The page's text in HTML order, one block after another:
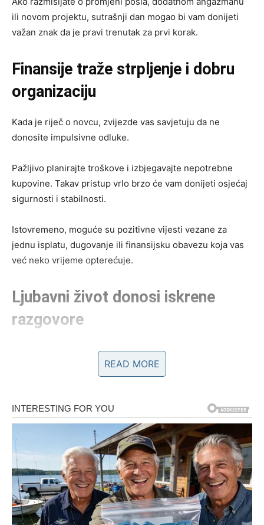
ili novom projektu, sutrašnji dan mogao bi vam donijeti
važan znak da je pravi trenutak za prvi korak.
Finansije traže strpljenje i dobru
organizaciju
Kada je riječ o novcu, zvijezde vas savjetuju da ne
donosite impulsivne odluke.
Pažljivo planirajte troškove i izbjegavajte nepotrebne
kupovine. Takav pristup vrlo brzo će vam donijeti osjećaj
sigurnosti i stabilnosti.
Istovremeno, moguće su pozitivne vijesti vezane za
jednu isplatu, dugovanje ili finansijsku obavezu koja vas
već neko vrijeme opterećuje.
Ljubavni život donosi iskrene
razgovore
Ako ste slobodni, sutrašnji dan mogao bi vam donijeti
zanimljivo poznanstvo sa osobom koja će vas osvojiti
svojom zrelošću, iskrenošću i smirenošću.
Nemojte unaprijed odbacivati nekoga samo zato što vam
djeluje drugačije od onoga što ste zamišljali. Zvijezde
pokazuju da vas upravo takva osoba može pozitivno
iznenaditi.
Ako ste zauzeti, partner će željeti više pažnje i
zajedničkih trenutaka. Iskren razgovor pomoći će vam da
uklonite sve sitne nesporazume i dodatno učvrstite vaš
READ MORE